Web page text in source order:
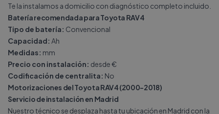
Te la instalamos a domicilio con diagnóstico completo incluido.
Batería recomendada para Toyota RAV4
Tipo de batería: Convencional
Capacidad: Ah
Medidas: mm
Precio con instalación: desde €
Codificación de centralita: No
Motorizaciones del Toyota RAV4 (2000-2018)
Servicio de instalación en Madrid
Nuestro técnico se desplaza hasta tu ubicación en Madrid con la